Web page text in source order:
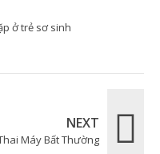
ở trẻ sơ sinh
NEXT
Máy Bất Thường